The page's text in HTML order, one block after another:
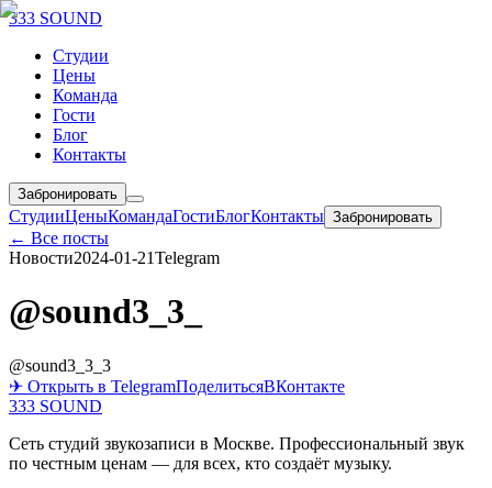
333 SOUND
Студии
Цены
Команда
Гости
Блог
Контакты
Забронировать
СтудииЦеныКомандаГостиБлогКонтакты Забронировать
← Все посты
Новости2024-01-21Telegram
@sound3_3_
@sound3_3_3
✈ Открыть в TelegramПоделитьсяВКонтакте
333 SOUND
Сеть студий звукозаписи в Москве. Профессиональный звук
по честным ценам — для всех, кто создаёт музыку.